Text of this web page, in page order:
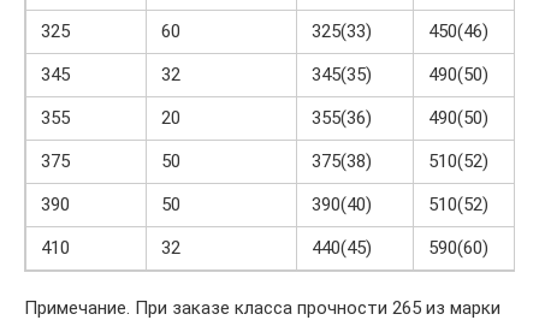
325
60 325(33)
450(46)
345
32 345(35)
490(50)
355
20 355(36)
490(50)
375
50 375(38)
510(52)
390
50 390(40)
510(52)
410
32 440(45) 590(60)
Примечание. При заказе класса прочности 265 из марки